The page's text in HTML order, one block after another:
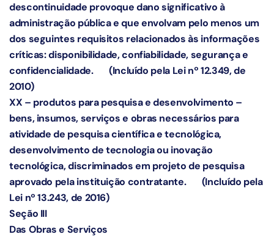
descontinuidade provoque dano significativo à
administração pública e que envolvam pelo menos um
dos seguintes requisitos relacionados às informações
críticas: disponibilidade, confiabilidade, segurança e
confidencialidade. (Incluído pela Lei nº 12.349, de
2010)
XX – produtos para pesquisa e desenvolvimento –
bens, insumos, serviços e obras necessários para
atividade de pesquisa científica e tecnológica,
desenvolvimento de tecnologia ou inovação
tecnológica, discriminados em projeto de pesquisa
aprovado pela instituição contratante. (Incluído pela
Lei nº 13.243, de 2016)
Seção III
Das Obras e Serviços